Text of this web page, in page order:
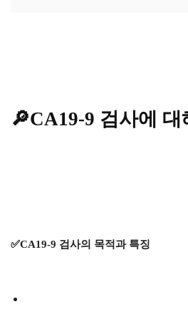
🔎CA19-9 검사에
✅CA19-9 검사의 목적과 특징